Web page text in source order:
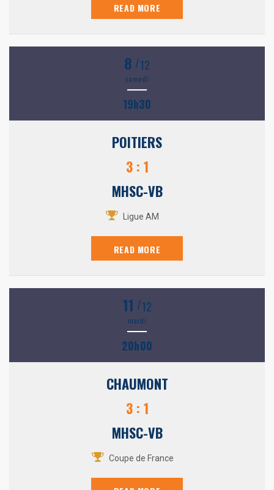
READ MORE
8 /12
samedi
19h30
POITIERS
3 : 1
MHSC-VB
Ligue AM
READ MORE
11 /12
mardi
20h00
CHAUMONT
3 : 1
MHSC-VB
Coupe de France